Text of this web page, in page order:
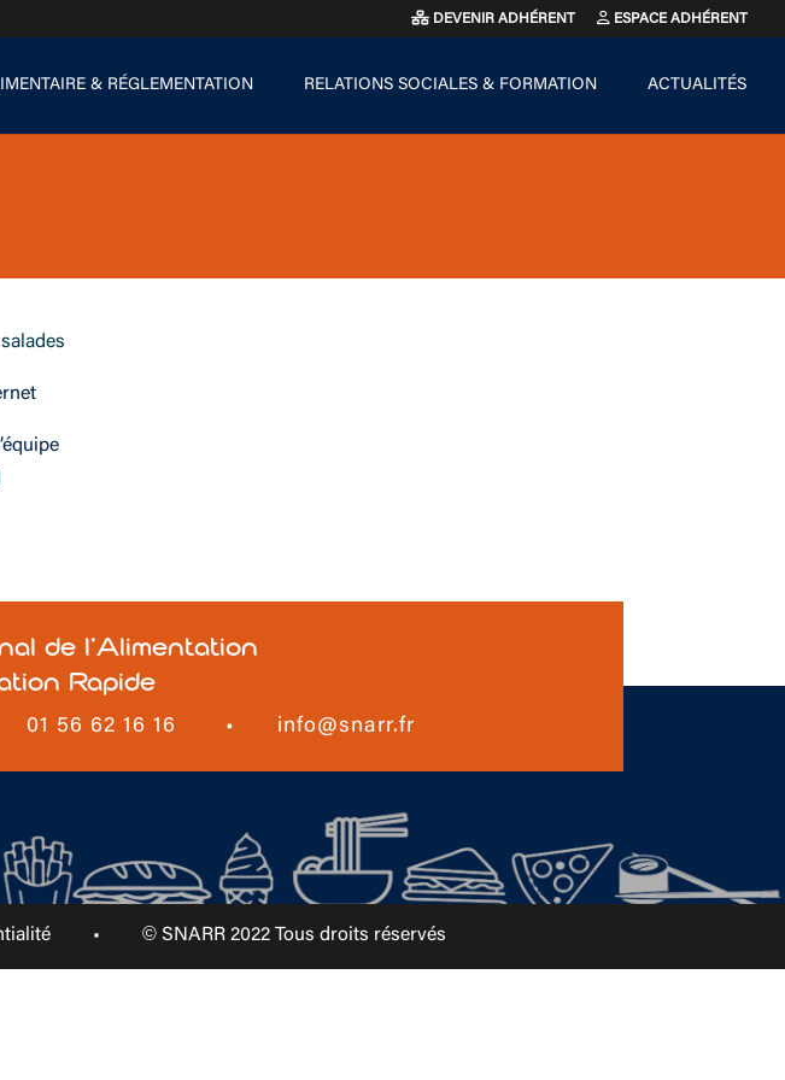
DEVENIR ADHÉRENT ESPACE ADHÉRENT
& RÉGLEMENTATION RELATIONS SOCIALES & FORMATION ACTUALITÉS
de l’Alimentation
Rapide
01 56 62 16 16 • info@snarr.fr
• © SNARR 2022 Tous droits réservés